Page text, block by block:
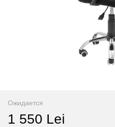
Ожидается
1 550 Lei